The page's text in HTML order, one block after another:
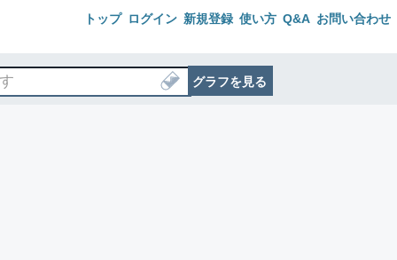
トップ ログイン 新規登録 使い方 Q&A お問い合わせ
グラフを見る